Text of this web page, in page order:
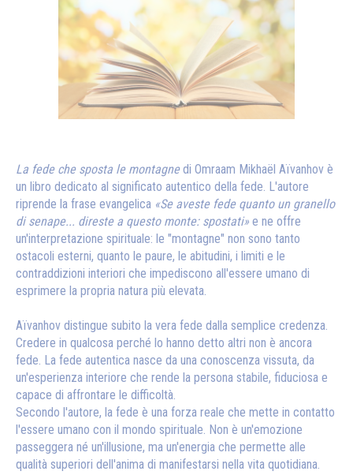
La fede che sposta le montagnedi Omraam Mikhaël Aïvanhov è
un libro dedicato al significato autentico della fede. L'autore
riprende la frase evangelica «Se aveste fede quanto un granello
di senape... direste a questo monte: spostati» e ne offre
un'interpretazione spirituale: le "montagne" non sono tanto
ostacoli esterni, quanto le paure, le abitudini, i limiti e le
contraddizioni interiori che impediscono all'essere umano di
esprimere la propria natura più elevata.
Aïvanhov distingue subito la vera fede dalla semplice credenza.
Credere in qualcosa perché lo hanno detto altri non è ancora
fede. La fede autentica nasce da una conoscenza vissuta, da
un'esperienza interiore che rende la persona stabile, fiduciosa e
capace di affrontare le difficoltà.
Secondo l'autore, la fede è una forza reale che mette in contatto
l'essere umano con il mondo spirituale. Non è un'emozione
passeggera né un'illusione, ma un'energia che permette alle
qualità superiori dell'anima di manifestarsi nella vita quotidiana.